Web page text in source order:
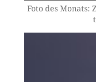
Foto des Monats: